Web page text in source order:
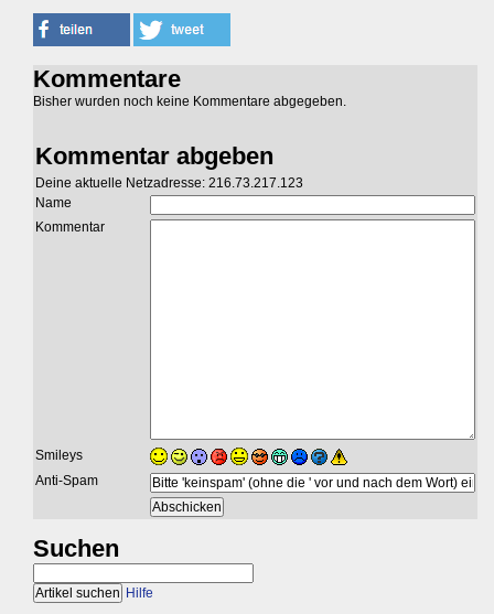
Kommentare
Bisher wurden noch keine Kommentare abgegeben.
Kommentar abgeben
Deine aktuelle Netzadresse: 216.73.217.123
Name
Kommentar
Smileys
Anti-Spam
Suchen
Hilfe